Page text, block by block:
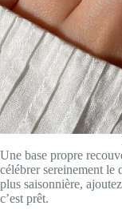
Une base propre
célébrer sereinement le
plus saisonnière,
c’est prêt.